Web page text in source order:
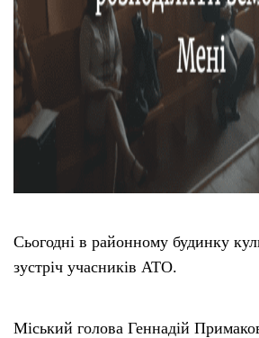
Сьогодні в районному будинку
зустріч учасників АТО.
Міський голова Геннадій